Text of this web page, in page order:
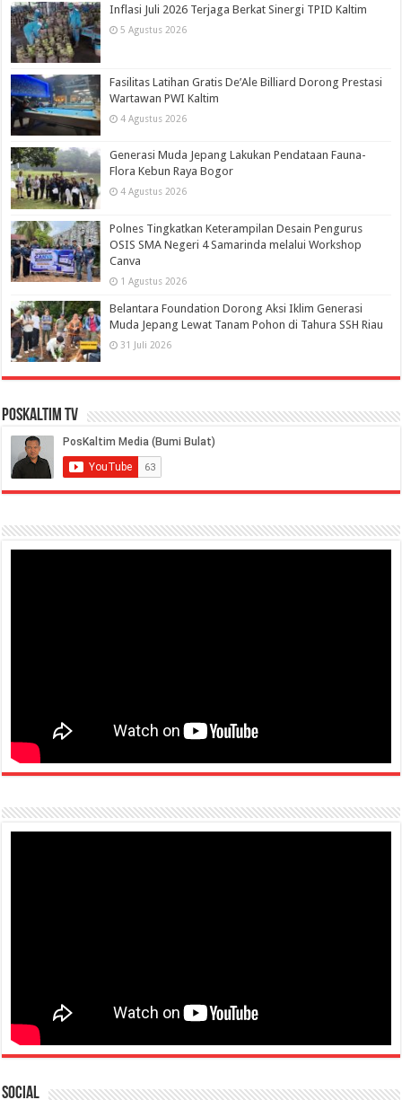
Inflasi Juli 2026 Terjaga Berkat Sinergi TPID Kaltim
5 Agustus 2026
Fasilitas Latihan Gratis De’Ale Billiard Dorong Prestasi
Wartawan PWI Kaltim
4 Agustus 2026
Generasi Muda Jepang Lakukan Pendataan Fauna-
Flora Kebun Raya Bogor
4 Agustus 2026
Polnes Tingkatkan Keterampilan Desain Pengurus
OSIS SMA Negeri 4 Samarinda melalui Workshop
Canva
1 Agustus 2026
Belantara Foundation Dorong Aksi Iklim Generasi
Muda Jepang Lewat Tanam Pohon di Tahura SSH Riau
31 Juli 2026
PosKaltim TV
Social